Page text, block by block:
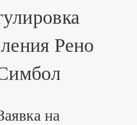
Рено
на